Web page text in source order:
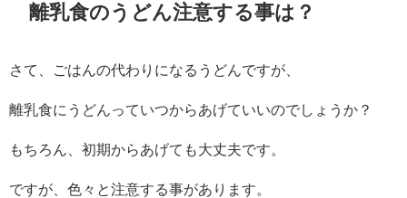
離乳食のうどん注意する事は？
さて、ごはんの代わりになるうどんですが、
離乳食にうどんっていつからあげていいのでしょうか？
もちろん、初期からあげても大丈夫です。
ですが、色々と注意する事があります。